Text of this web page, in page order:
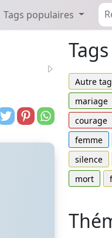
Tags populaires
Autre
mariage
courage
femme
silence
mort